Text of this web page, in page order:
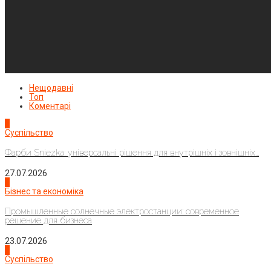
Нещодавні
Топ
Коментарі
Суспільство
Фарби Sniezka: універсальні рішення для внутрішніх і зовнішніх...
27.07.2026
Бізнес та економіка
Промышленные солнечные электростанции: современное
решение для бизнеса
23.07.2026
Суспільство